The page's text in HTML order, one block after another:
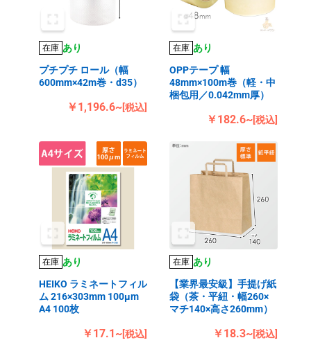
在庫 あり
プチプチ ロール（幅
600mm×42m巻・d35）
￥1,196.6~[税込]
在庫 あり
OPPテープ 幅
48mm×100m巻（軽・中
梱包用／0.042mm厚）
￥182.6~[税込]
在庫 あり
HEIKO ラミネートフィル
ム 216×303mm 100μm
A4 100枚
￥17.1~[税込]
在庫 あり
【業界最安級】手提げ紙
袋（茶・平紐・幅260×
マチ140×高さ260mm）
￥18.3~[税込]